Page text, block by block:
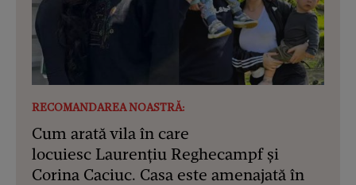
RECOMANDAREA NOASTRĂ:
Cum arată vila în care
locuiesc Laurențiu Reghecampf și
Corina Caciuc. Casa este amenajată în